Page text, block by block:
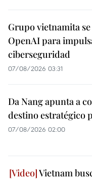
Grupo vietnamita
OpenAI para
ciberseguridad
07/08/2026 03:31
Da Nang apunta a
destino estratégico
07/08/2026 02:00
Vietnam